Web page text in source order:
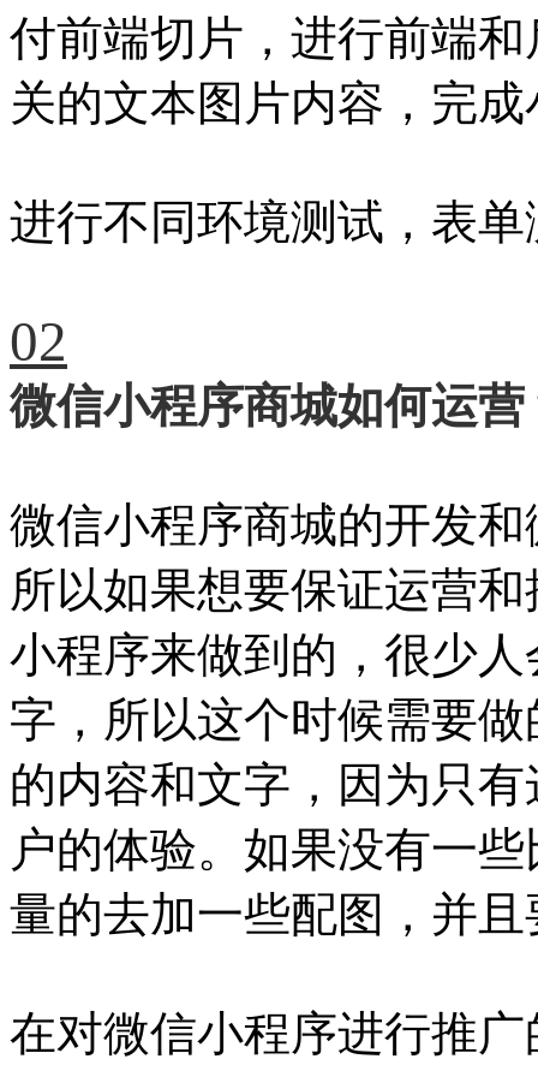
付前端切片，进行前端
关的文本图片内容，完
进行不同环境测试，表
02
微信小程序商城如何运营
微信小程序商城的开发
所以如果想要保证运营
小程序来做到的，很少
字，所以这个时候需要
的内容和文字，因为只
户的体验。如果没有一
量的去加一些配图，并
在对微信小程序进行推